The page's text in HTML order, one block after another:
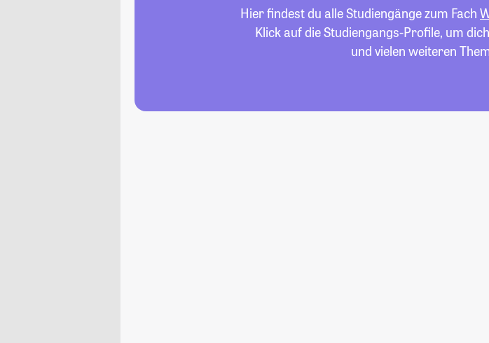
Hier findest du alle Studiengänge zum Fach
Klick auf die Studiengangs-Profile, um
und vielen weiteren